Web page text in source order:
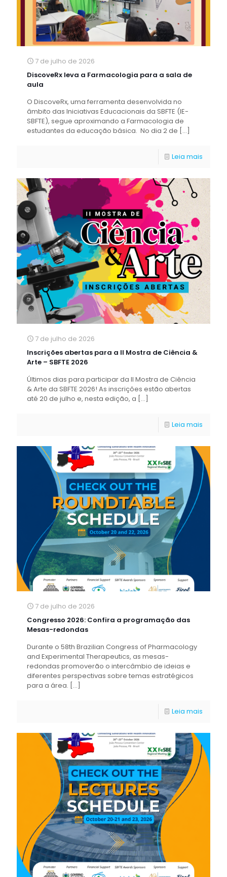
7 de julho de 2026
DiscoveRx leva a Farmacologia para a sala de
aula
O DiscoveRx, uma ferramenta desenvolvida no
âmbito das Iniciativas Educacionais da SBFTE (IE-
SBFTE), segue aproximando a Farmacologia de
estudantes da educação básica. No dia 2 de […]
Leia mais
7 de julho de 2026
Inscrições abertas para a II Mostra de Ciência &
Arte – SBFTE 2026
Últimos dias para participar da II Mostra de Ciência
& Arte da SBFTE 2026! As inscrições estão abertas
até 20 de julho e, nesta edição, a […]
Leia mais
7 de julho de 2026
Congresso 2026: Confira a programação das
Mesas-redondas
Durante o 58th Brazilian Congress of Pharmacology
and Experimental Therapeutics, as mesas-
redondas promoverão o intercâmbio de ideias e
diferentes perspectivas sobre temas estratégicos
para a área. […]
Leia mais